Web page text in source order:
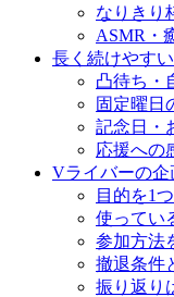
なりきり
ASMR・
長く続けやす
凸待ち・
固定曜日
記念日・
応援への
Vライバーの企
目的を1
使ってい
参加方法
撤退条件
振り返り